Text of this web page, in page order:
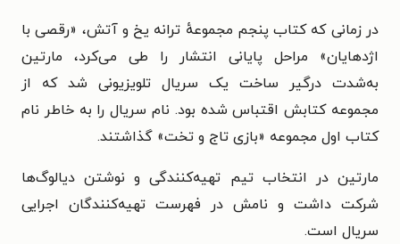
در زمانی که کتاب پنجم مجموعهٔ ترانه یخ و آتش، «رقصی با
اژدهایان» مراحل پایانی انتشار را طی می‌کرد، مارتین
به‌شدت درگیر ساخت یک سریال تلویزیونی شد که از
مجموعه کتابش اقتباس شده بود. نام سریال را به خاطر نام
کتاب اول مجموعه «بازی تاج و تخت» گذاشتند.
مارتین در انتخاب تیم تهیه‌کنندگی و نوشتن دیالوگ‌ها
شرکت داشت و نامش در فهرست تهیه‌کنندگان اجرایی
سریال است.